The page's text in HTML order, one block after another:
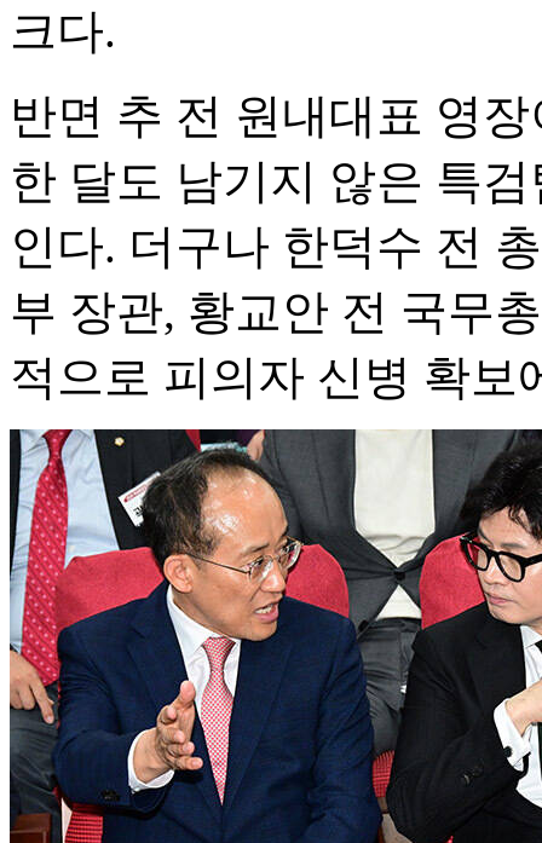
크다.
반면 추 전 원내대표 영
한 달도 남기지 않은 특
인다. 더구나 한덕수 전
부 장관, 황교안 전 국무
적으로 피의자 신병 확보